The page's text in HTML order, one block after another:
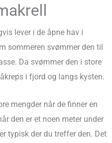
lever i de åpne hav i
sommeren svømmer den til
Da svømmer den i store
i fjord og langs kysten.
mengder når de finner en
den er et noen meter under
typisk der du treffer den. Det